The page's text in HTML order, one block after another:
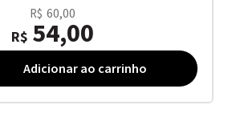
R$ 60,00
O
preço
R$60,00.
R$ 54,00
preço
atual
Adicionar ao carrinho